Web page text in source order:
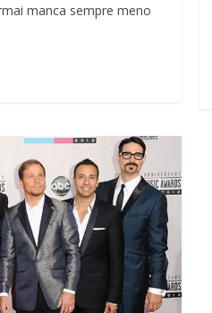
manca sempre meno